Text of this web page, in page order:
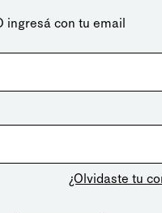
ingresá con tu email
¿Olvidaste tu